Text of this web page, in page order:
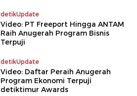
detikUpdate
Video: PT Freeport Hingga ANTAM
Raih Anugerah Program Bisnis
Terpuji
detikUpdate
Video: Daftar Peraih Anugerah
Program Ekonomi Terpuji
detiktimur Awards